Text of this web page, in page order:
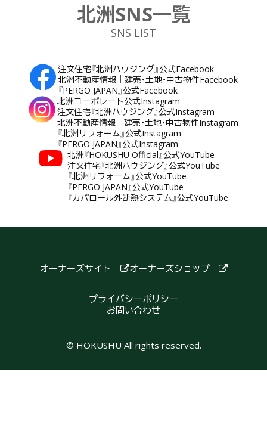
北洲SNS一覧
SNS LIST
注文住宅『北洲ハウジング』公式Facebook
北洲不動産情報｜建売・土地・中古物件Facebook
『PERGO JAPAN』公式Facebook
北洲コーポレート公式Instagram
注文住宅『北洲ハウジング』公式Instagram
北洲不動産情報｜建売・土地・中古物件Instagram
『北洲リフォーム』公式Instagram
『PERGO JAPAN』公式Instagram
北洲『HOKUSHU Official』公式YouTube
注文住宅『北洲ハウジング』公式YouTube
『北洲リフォーム』公式YouTube
『PERGO JAPAN』公式YouTube
『カパロール外断熱システム』公式YouTube
オーナーズサイト オーナーズショップ
プライバシーポリシー
お問い合わせ
© HOKUSHU All rights reserved.